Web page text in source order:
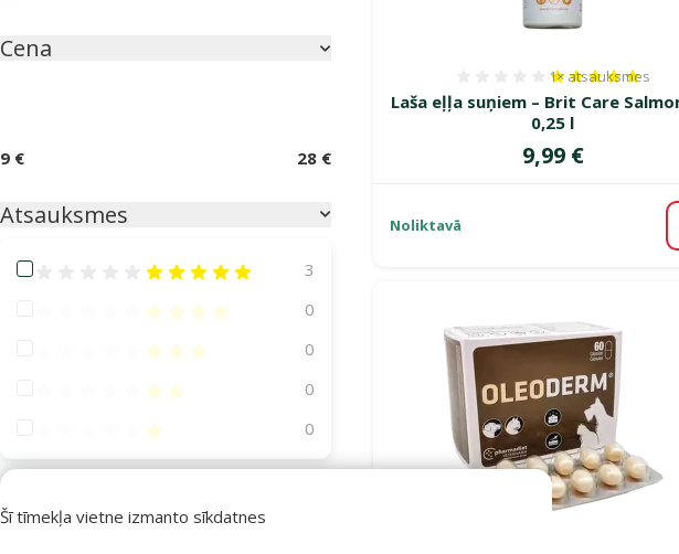
Šī tīmekļa vietne izmanto sīkdatnes
Cena
9 € 28 €
Atsauksmes
Atsauksmes 100%
3
Atsauksmes 80%
0
Atsauksmes 60%
0
Atsauksmes 40%
0
Atsauksmes 20%
0
Suņa lielums
Laša eļļa suņiem – Brit Care
0,25 l
Atsauksmes
1× atsauksmes
Cena
9,99 €
Noliktavā